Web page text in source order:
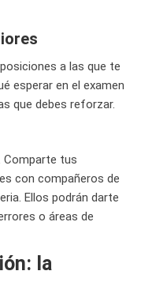
a las que te
esperar en el examen
que debes reforzar.
Comparte tus
con compañeros de
Ellos podrán darte
o áreas de
la